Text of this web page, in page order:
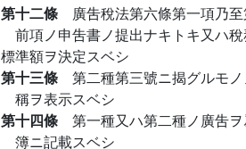
第十二條 廣吿稅法第六條第一項乃
前項ノ申吿書ノ提出ナキトキ又ハ
標準額ヲ決定スベシ
第十三條 第二種第三號ニ揭グルモ
稱ヲ表示スベシ
第十四條 第一種又ハ第二種ノ廣吿
簿ニ記載スベシ